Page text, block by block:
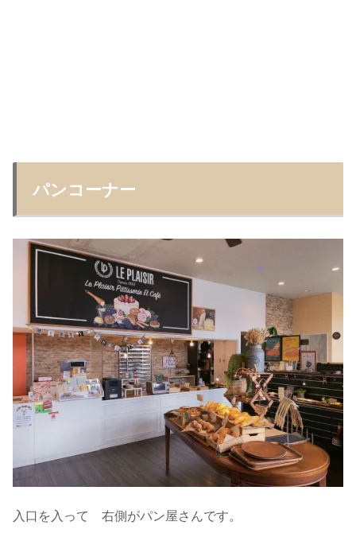
パンコーナー
入口を入って 右側がパン屋さんです。